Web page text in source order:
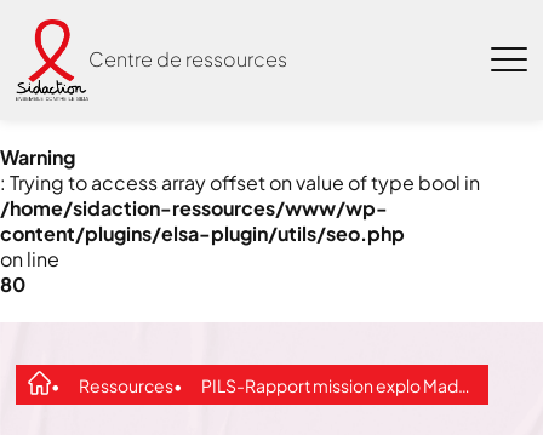
Warning
: Trying to access array offset on value of type bool in
/home/sidaction-ressources/www/wp-
content/plugins/elsa-plugin/utils/seo.php
on line
80
Centre de ressources
Ressources PILS-Rapport mission explo Mada_nov14_VF